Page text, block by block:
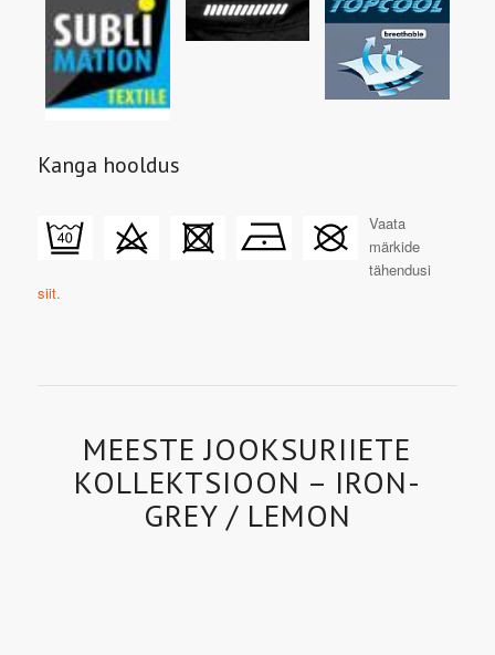
Kanga hooldus
Vaata
märkide
tähendusi
siit.
MEESTE JOOKSURIIETE
KOLLEKTSIOON – IRON-
GREY / LEMON